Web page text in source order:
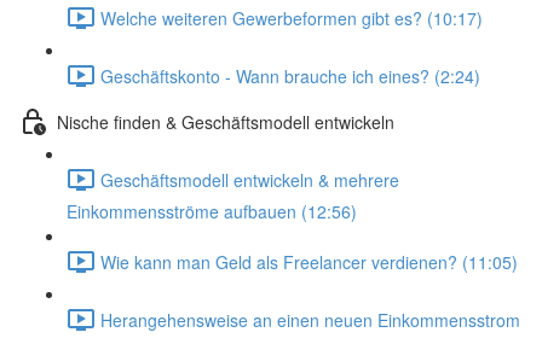
Welche weiteren Gewerbeformen gibt es? (10:17)
Geschäftskonto - Wann brauche ich eines? (2:24)
Nische finden & Geschäftsmodell entwickeln
Geschäftsmodell entwickeln & mehrere
Einkommensströme aufbauen (12:56)
Wie kann man Geld als Freelancer verdienen? (11:05)
Herangehensweise an einen neuen Einkommensstrom